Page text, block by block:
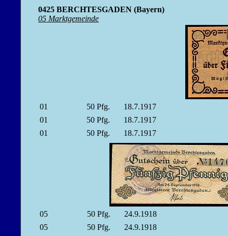
0425 BERCHTESGADEN (Bayern)
05 Marktgemeinde
01 50 Pfg.
18.7.1917
01
50 Pfg.
18.7.1917
01
50 Pfg. 18.7.1917
05 50 Pfg.
24.9.1918
05
50 Pfg. 24.9.1918